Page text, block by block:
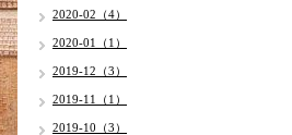
2020-02（4）
2020-01（1）
2019-12（3）
2019-11（1）
2019-10（3）